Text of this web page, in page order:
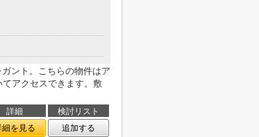
ント。こちらの物件はア
アクセスできます。敷
詳細
検討リスト
細を見る
追加する